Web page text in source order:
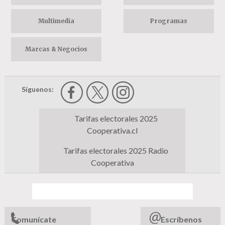
Multimedia Programas
Marcas & Negocios
Síguenos:
Tarifas electorales 2025
Cooperativa.cl
Tarifas electorales 2025 Radio
Cooperativa
Comunícate Escríbenos